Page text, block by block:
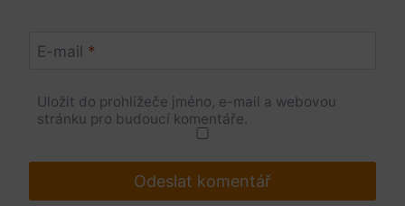
E-mail *
Uložit do prohlížeče jméno, e-mail a webovou
stránku pro budoucí komentáře.